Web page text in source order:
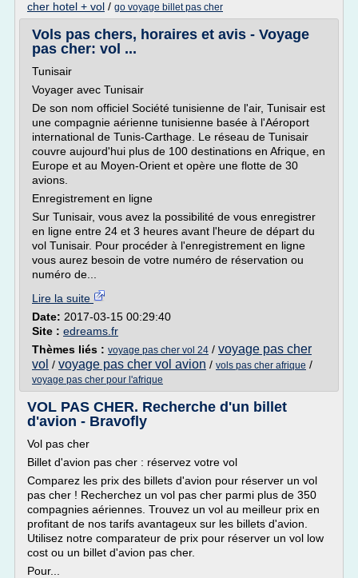
cher hotel + vol / go voyage billet pas cher
Vols pas chers, horaires et avis - Voyage
pas cher: vol ...
Tunisair
Voyager avec Tunisair
De son nom officiel Société tunisienne de l'air, Tunisair est
une compagnie aérienne tunisienne basée à l'Aéroport
international de Tunis-Carthage. Le réseau de Tunisair
couvre aujourd'hui plus de 100 destinations en Afrique, en
Europe et au Moyen-Orient et opère une flotte de 30
avions.
Enregistrement en ligne
Sur Tunisair, vous avez la possibilité de vous enregistrer
en ligne entre 24 et 3 heures avant l'heure de départ du
vol Tunisair. Pour procéder à l'enregistrement en ligne
vous aurez besoin de votre numéro de réservation ou
numéro de...
Lire la suite
Date: 2017-03-15 00:29:40
Site : edreams.fr
Thèmes liés : voyage pas cher vol 24 / voyage pas cher
vol / voyage pas cher vol avion / vols pas cher afrique /
voyage pas cher pour l'afrique
VOL PAS CHER. Recherche d'un billet
d'avion - Bravofly
Vol pas cher
Billet d'avion pas cher : réservez votre vol
Comparez les prix des billets d'avion pour réserver un vol
pas cher ! Recherchez un vol pas cher parmi plus de 350
compagnies aériennes. Trouvez un vol au meilleur prix en
profitant de nos tarifs avantageux sur les billets d'avion.
Utilisez notre comparateur de prix pour réserver un vol low
cost ou un billet d'avion pas cher.
Pour...